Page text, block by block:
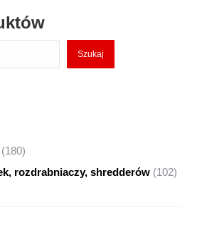
Szukaj
180180
produktów
rozdrabniaczy, shredderów 102102